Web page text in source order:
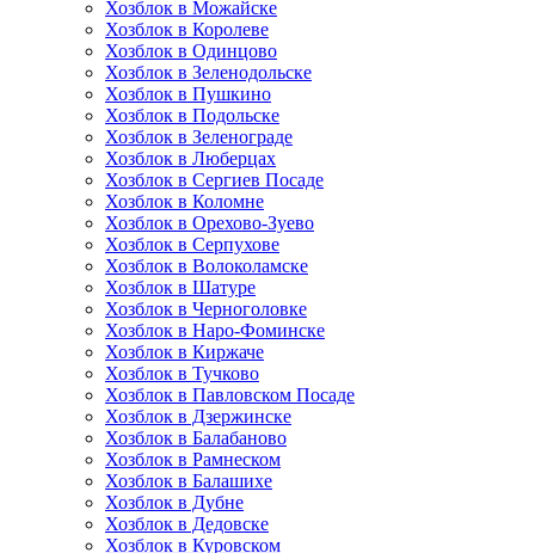
Хозблок в Можайске
Хозблок в Королеве
Хозблок в Одинцово
Хозблок в Зеленодольске
Хозблок в Пушкино
Хозблок в Подольске
Хозблок в Зеленограде
Хозблок в Люберцах
Хозблок в Сергиев Посаде
Хозблок в Коломне
Хозблок в Орехово-Зуево
Хозблок в Серпухове
Хозблок в Волоколамске
Хозблок в Шатуре
Хозблок в Черноголовке
Хозблок в Наро-Фоминске
Хозблок в Киржаче
Хозблок в Тучково
Хозблок в Павловском Посаде
Хозблок в Дзержинске
Хозблок в Балабаново
Хозблок в Рамнеском
Хозблок в Балашихе
Хозблок в Дубне
Хозблок в Дедовске
Хозблок в Куровском